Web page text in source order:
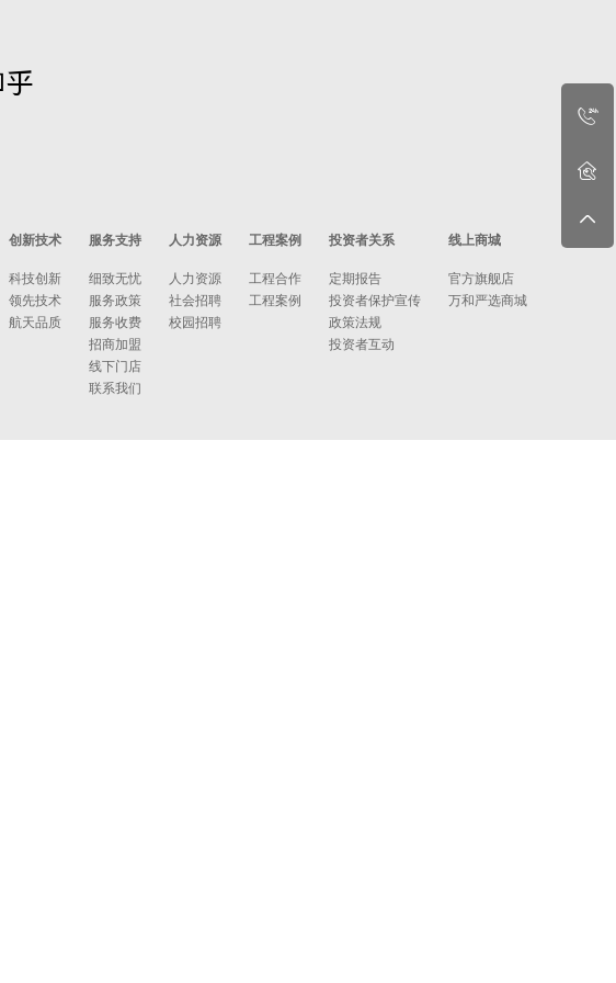
创新技术
科技创新
领先技术
航天品质
服务支持
细致无忧
服务政策
服务收费
招商加盟
线下门店
联系我们
人力资源
人力资源
社会招聘
校园招聘
工程案例
工程合作
工程案例
投资者关系
定期报告
投资者保护宣传
政策法规
投资者互动
线上商城
官方旗舰店
万和严选商城